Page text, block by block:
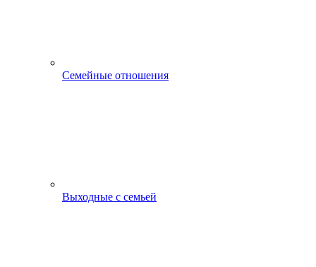
Семейные отношения
Выходные с семьей